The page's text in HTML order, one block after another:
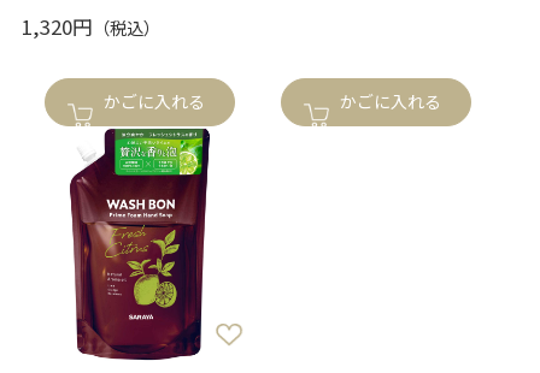
1,320円
かごに入れる かごに入れる